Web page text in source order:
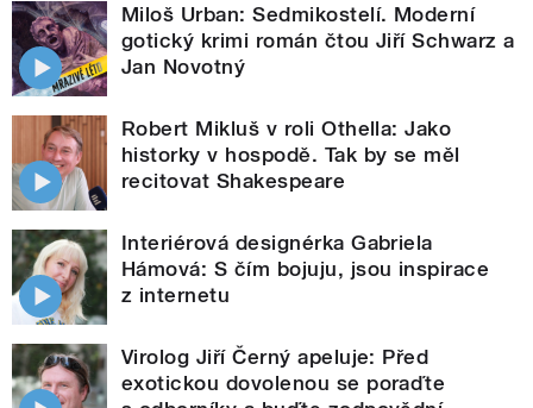
Miloš Urban: Sedmikostelí. Moderní
gotický krimi román čtou Jiří Schwarz a
Jan Novotný
Robert Mikluš v roli Othella: Jako
historky v hospodě. Tak by se měl
recitovat Shakespeare
Interiérová designérka Gabriela
Hámová: S čím bojuju, jsou inspirace
z internetu
Virolog Jiří Černý apeluje: Před
exotickou dovolenou se poraďte